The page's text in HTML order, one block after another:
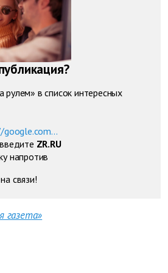
рулем» в список интересных
ZR.RU
напротив
связи!
газета»